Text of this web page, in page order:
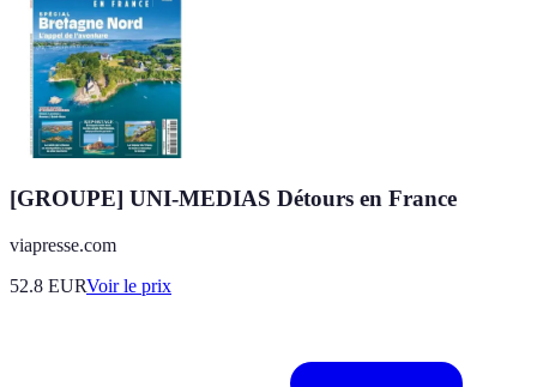
[GROUPE] UNI-MEDIAS Détours en France
viapresse.com
52.8 EURVoir le prix